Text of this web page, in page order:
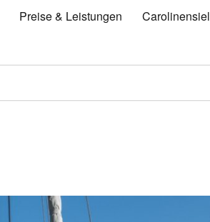
Preise & Leistungen Carolinensiel